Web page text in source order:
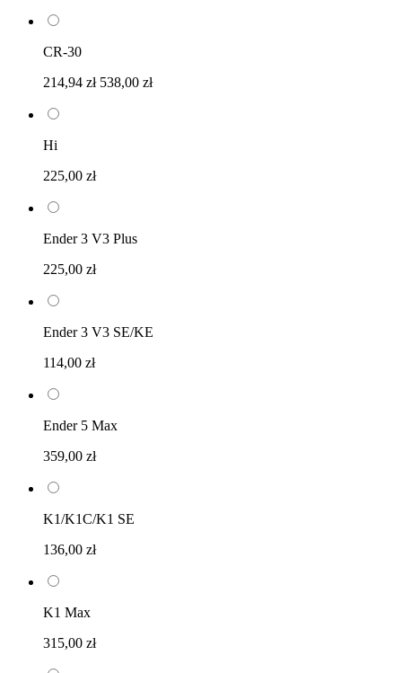
CR-30
214,94 zł 538,00 zł
Hi
225,00 zł
Ender 3 V3 Plus
225,00 zł
Ender 3 V3 SE/KE
114,00 zł
Ender 5 Max
359,00 zł
K1/K1C/K1 SE
136,00 zł
K1 Max
315,00 zł